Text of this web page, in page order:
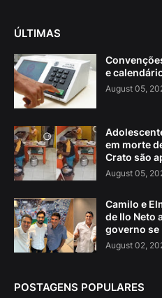
ÚLTIMAS
e
August 05,
em morte
Crato são
August 05,
Camilo e
de Ilo Neto
governo
August 02,
POSTAGENS POPULARES